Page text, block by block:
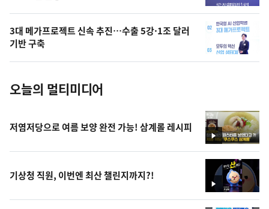
의
사
진
3대 메가프로젝트 신속 추진…수출 5강·1조 달러
기반 구축
오늘의 멀티미디어
영
상
저염저당으로 여름 보양 완전 가능! 삼계롤 레시피
영
상
기상청 직원, 이번엔 최산 챌린지까지?!